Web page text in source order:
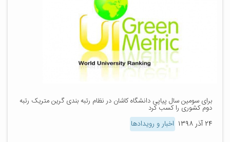
برای سومین سال پیاپی دانشگاه کاشان در نظام رتبه بندی گرین متریک رتبه
دوم کشوری را کسب کرد
۲۴ آذر ۱۳۹۸ اخبار و رویدادها